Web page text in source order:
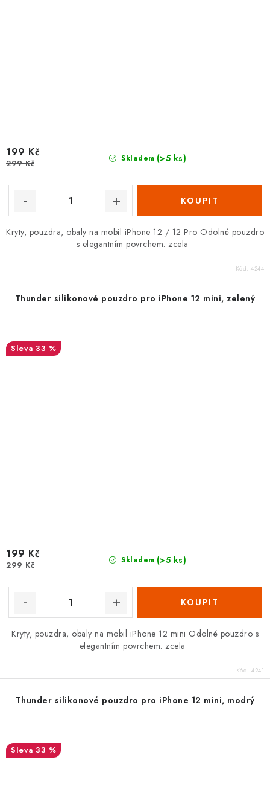
Skladem (>5 ks)
199 Kč
299 Kč
Kryty, pouzdra, obaly na mobil iPhone 12 / 12 Pro Odolné pouzdro
s elegantním povrchem. zcela
Kód: 4244
Thunder silikonové pouzdro pro iPhone 12 mini, zelený
33 %
Skladem (>5 ks)
199 Kč
299 Kč
Kryty, pouzdra, obaly na mobil iPhone 12 mini Odolné pouzdro s
elegantním povrchem. zcela
Kód: 4241
Thunder silikonové pouzdro pro iPhone 12 mini, modrý
33 %